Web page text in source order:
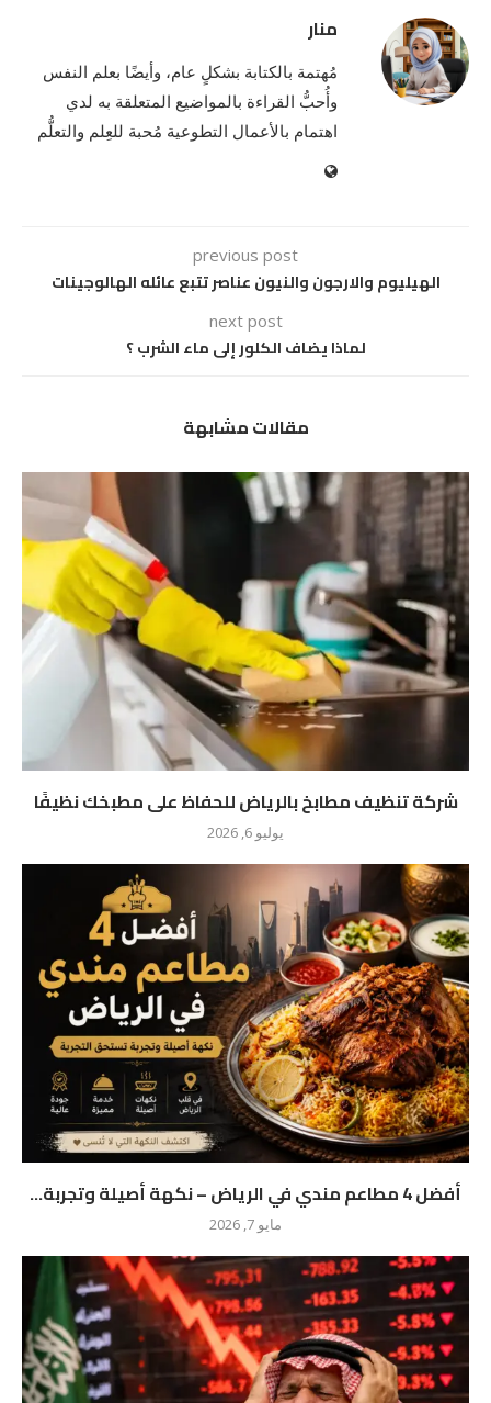
منار
مُهتمة بالكتابة بشكلٍ عام، وأيضًا بعلم النفس
وأُحبُّ القراءة بالمواضيع المتعلقة به لدي
اهتمام بالأعمال التطوعية مُحبة للعِلم والتعلُّم
previous post
الهيليوم والارجون والنيون عناصر تتبع عائله الهالوجينات
next post
لماذا يضاف الكلور إلى ماء الشرب ؟
مقالات مشابهة
شركة تنظيف مطابخ بالرياض للحفاظ على مطبخك نظيفًا
يوليو 6, 2026
أفضل 4 مطاعم مندي في الرياض – نكهة أصيلة وتجربة...
مايو 7, 2026